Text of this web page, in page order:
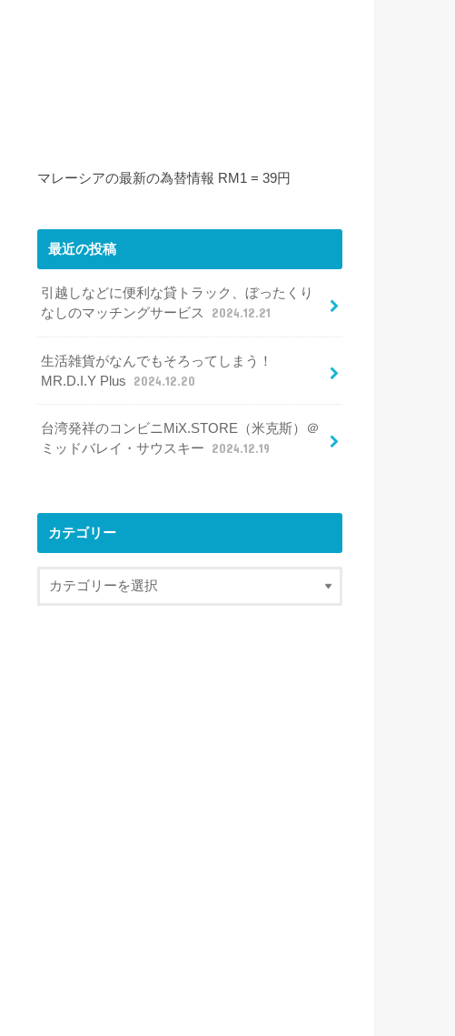
マレーシアの最新の為替情報 RM1 = 39円
最近の投稿
引越しなどに便利な貸トラック、ぼったくり
なしのマッチングサービス
2024.12.21
生活雑貨がなんでもそろってしまう！
MR.D.I.Y Plus
2024.12.20
台湾発祥のコンビニMiX.STORE（米克斯）＠
ミッドバレイ・サウスキー
2024.12.19
カテゴリー